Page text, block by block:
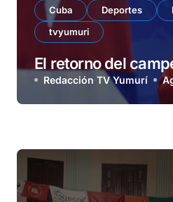
Cuba Deportes
tvyumuri
El retorno del
Redacción TV Yumurí